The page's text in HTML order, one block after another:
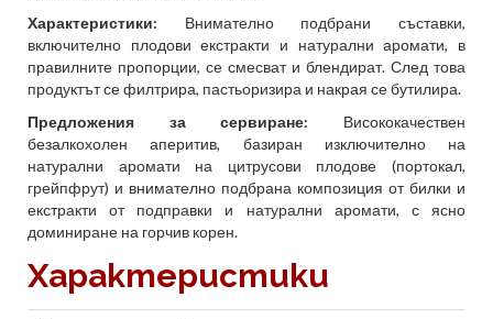
Характеристики: Внимателно подбрани съставки,
включително плодови екстракти и натурални аромати, в
правилните пропорции, се смесват и блендират. След това
продуктът се филтрира, пастьоризира и накрая се бутилира.
Предложения за сервиране: Висококачествен
безалкохолен аперитив, базиран изключително на
натурални аромати на цитрусови плодове (портокал,
грейпфрут) и внимателно подбрана композиция от билки и
екстракти от подправки и натурални аромати, с ясно
доминиране на горчив корен.
Характеристики